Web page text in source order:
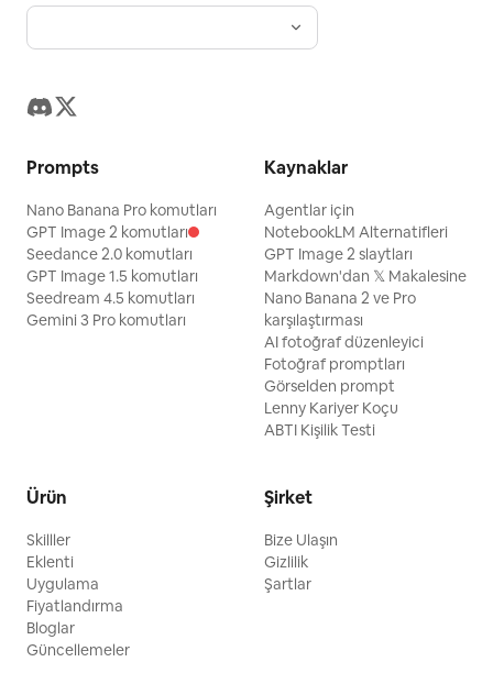
Prompts
Nano Banana Pro komutları
GPT Image 2 komutları
Seedance 2.0 komutları
GPT Image 1.5 komutları
Seedream 4.5 komutları
Gemini 3 Pro komutları
Kaynaklar
Agentlar için
NotebookLM Alternatifleri
GPT Image 2 slaytları
Markdown'dan 𝕏 Makalesine
Nano Banana 2 ve Pro
karşılaştırması
AI fotoğraf düzenleyici
Fotoğraf promptları
Görselden prompt
Lenny Kariyer Koçu
ABTI Kişilik Testi
Ürün
Skilller
Eklenti
Uygulama
Fiyatlandırma
Bloglar
Güncellemeler
Şirket
Bize Ulaşın
Gizlilik
Şartlar